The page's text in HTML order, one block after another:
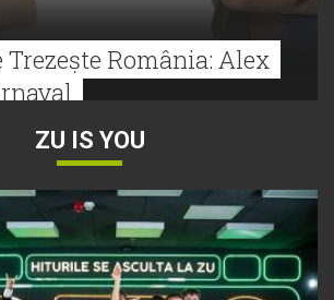
Trezește România: Alex
la Hitul Monstru Al
versus Faydee
ZU IS YOU